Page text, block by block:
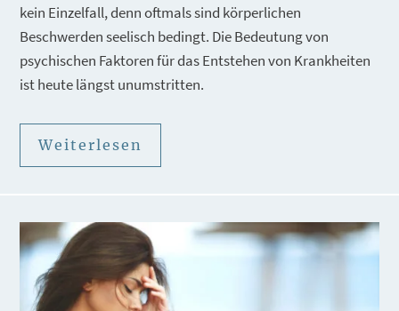
kein Einzelfall, denn oftmals sind körperlichen
Beschwerden seelisch bedingt. Die Bedeutung von
psychischen Faktoren für das Entstehen von Krankheiten
ist heute längst unumstritten.
Weiterlesen